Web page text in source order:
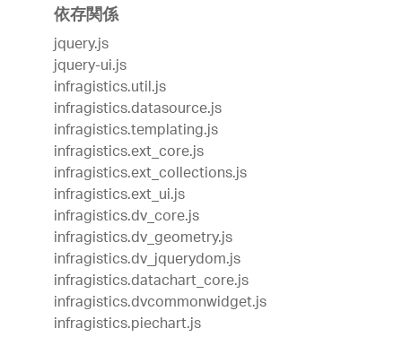
依存関係
jquery.js
jquery-ui.js
infragistics.util.js
infragistics.datasource.js
infragistics.templating.js
infragistics.ext_core.js
infragistics.ext_collections.js
infragistics.ext_ui.js
infragistics.dv_core.js
infragistics.dv_geometry.js
infragistics.dv_jquerydom.js
infragistics.datachart_core.js
infragistics.dvcommonwidget.js
infragistics.piechart.js